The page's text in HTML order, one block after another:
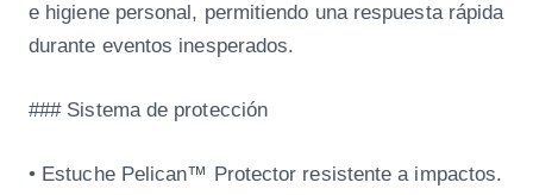
e higiene personal, permitiendo una respuesta rápida
durante eventos inesperados.
### Sistema de protección
• Estuche Pelican™ Protector resistente a impactos.